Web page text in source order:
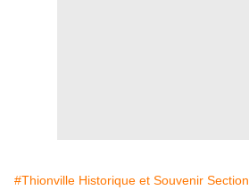
#Thionville Historique et Souvenir Section